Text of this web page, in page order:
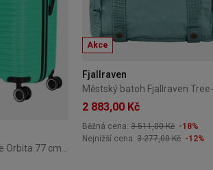
Akce
Fjallraven
2 883,00 Kč
Běžná cena: 3 511,00 Kč -18%
Nejnižší cena: 3 277,00 Kč -12%